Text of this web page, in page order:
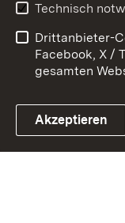
Link zum
Barrierefreiheit
Impressum
Technisch
Drittanbieter-
Facebook, X /
gesamten
Akzeptieren